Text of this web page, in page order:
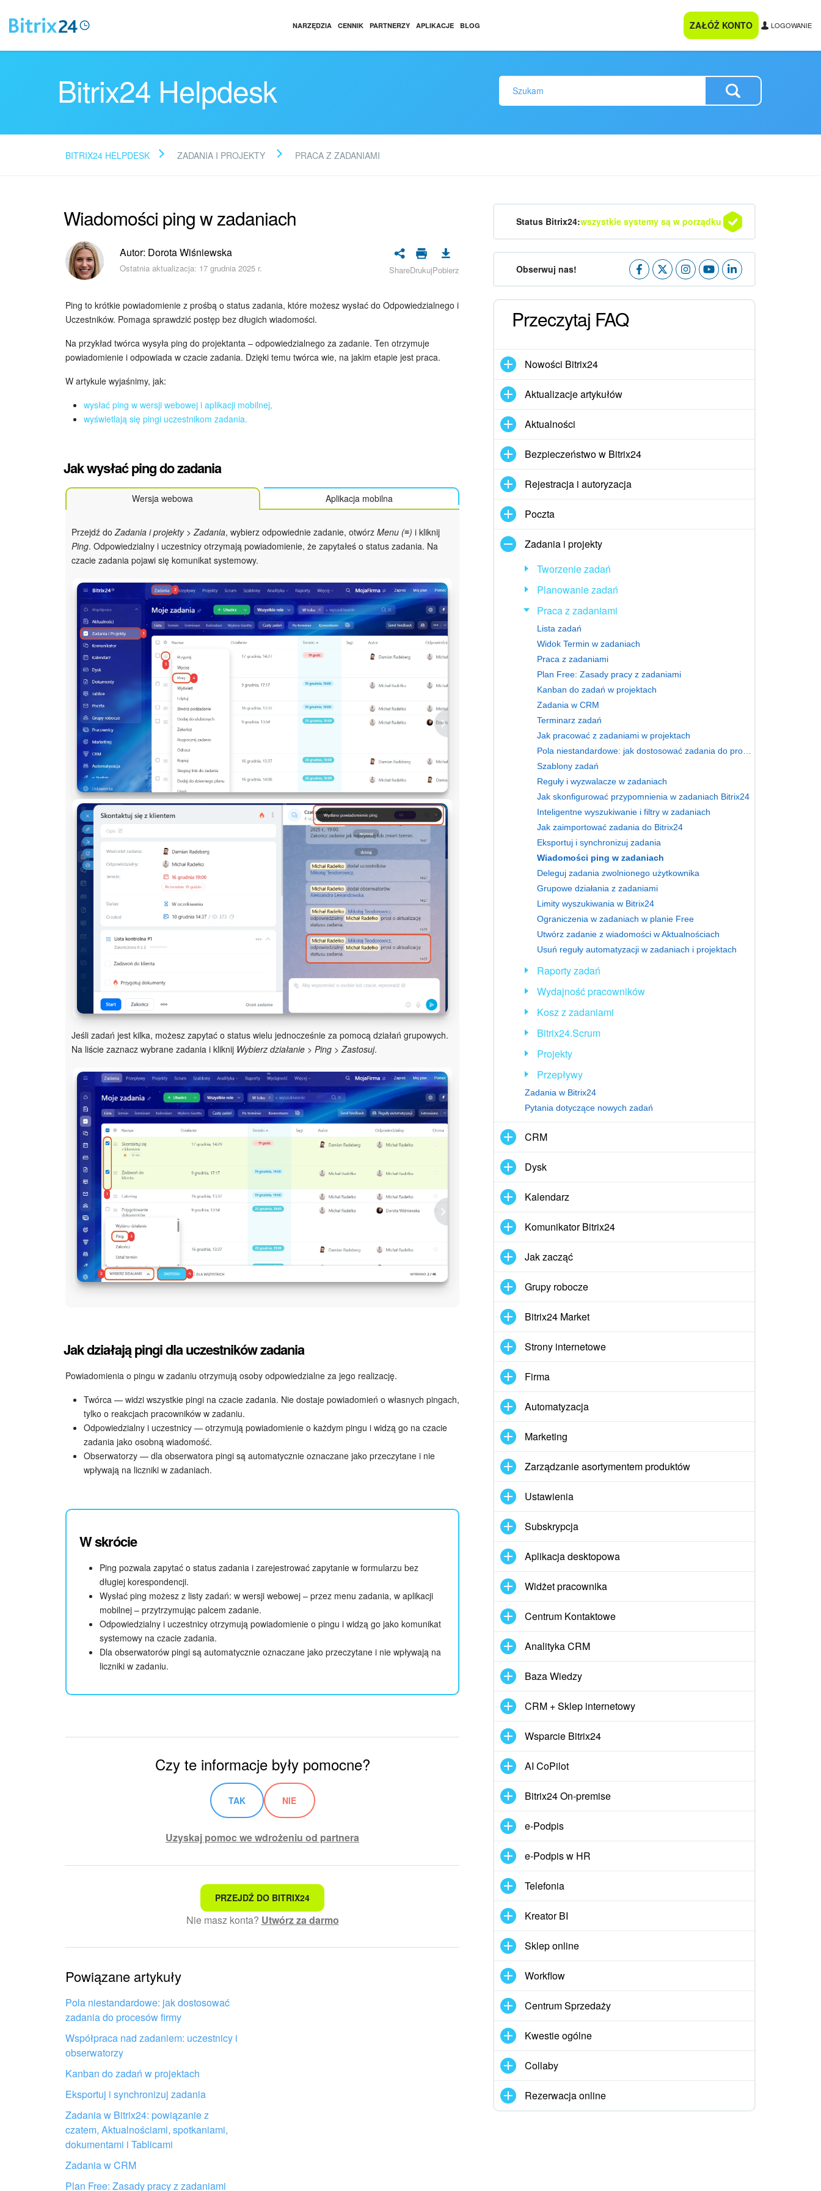
NARZĘDZIA CENNIK PARTNERZY APLIKACJE BLOG ZAŁÓŻ KONTO LOGOWANIE
Bitrix24 Helpdesk
BITRIX24 HELPDESK ZADANIA I PROJEKTY PRACA Z ZADANIAMI
Wiadomości ping w zadaniach
Autor: Dorota Wiśniewska
Ostatnia aktualizacja: 17 grudnia 2025 r. ShareDrukujPobierz
Ping to krótkie powiadomienie z prośbą o status zadania, które możesz wysłać do Odpowiedzialnego i
Uczestników. Pomaga sprawdzić postęp bez długich wiadomości.
Na przykład twórca wysyła ping do projektanta – odpowiedzialnego za zadanie. Ten otrzymuje
powiadomienie i odpowiada w czacie zadania. Dzięki temu twórca wie, na jakim etapie jest praca.
W artykule wyjaśnimy, jak:
wysłać ping w wersji webowej i aplikacji mobilnej,
wyświetlają się pingi uczestnikom zadania.
Jak wysłać ping do zadania
Wersja webowa Aplikacja mobilna
Przejdź do Zadania i projekty > Zadania, wybierz odpowiednie zadanie, otwórz Menu (≡) i kliknij
Ping. Odpowiedzialny i uczestnicy otrzymają powiadomienie, że zapytałeś o status zadania. Na
czacie zadania pojawi się komunikat systemowy.
Jeśli zadań jest kilka, możesz zapytać o status wielu jednocześnie za pomocą działań grupowych.
Na liście zaznacz wybrane zadania i kliknij Wybierz działanie > Ping > Zastosuj.
Jak działają pingi dla uczestników zadania
Powiadomienia o pingu w zadaniu otrzymują osoby odpowiedzialne za jego realizację.
Twórca — widzi wszystkie pingi na czacie zadania. Nie dostaje powiadomień o własnych pingach,
tylko o reakcjach pracowników w zadaniu.
Odpowiedzialny i uczestnicy — otrzymują powiadomienie o każdym pingu i widzą go na czacie
zadania jako osobną wiadomość.
Obserwatorzy — dla obserwatora pingi są automatycznie oznaczane jako przeczytane i nie
wpływają na liczniki w zadaniach.
W skrócie
Ping pozwala zapytać o status zadania i zarejestrować zapytanie w formularzu bez
długiej korespondencji.
Wysłać ping możesz z listy zadań: w wersji webowej – przez menu zadania, w aplikacji
mobilnej – przytrzymując palcem zadanie.
Odpowiedzialny i uczestnicy otrzymują powiadomienie o pingu i widzą go jako komunikat
systemowy na czacie zadania.
Dla obserwatorów pingi są automatycznie oznaczane jako przeczytane i nie wpływają na
liczniki w zadaniu.
Czy te informacje były pomocne?
TAK NIE
Uzyskaj pomoc we wdrożeniu od partnera
To nie jest to, czego szukam
Artykuł jest za krótki. Potrzebuję więcej informacji
Nie podoba mi się sposób działania tego narzędzia
Otrzymaj pomoc przy konfiguracji
Bitrix24 od lokalnych specjalistów
ZNAJDŹ PARTNERA BITRIX24 W POBLIŻU
PRZEJDŹ DO BITRIX24
Nie masz konta? Utwórz za darmo
Powiązane artykuły
Pola niestandardowe: jak dostosować
zadania do procesów firmy
Współpraca nad zadaniem: uczestnicy i
obserwatorzy
Kanban do zadań w projektach
Eksportuj i synchronizuj zadania
Zadania w Bitrix24: powiązanie z
czatem, Aktualnościami, spotkaniami,
dokumentami i Tablicami
Zadania w CRM
Plan Free: Zasady pracy z zadaniami
Status Bitrix24:wszystkie systemy są w porządku
Obserwuj nas!
Przeczytaj FAQ
Nowości Bitrix24
Aktualizacje artykułów
Aktualności
Bezpieczeństwo w Bitrix24
Rejestracja i autoryzacja
Poczta
Zadania i projekty
Tworzenie zadań
Planowanie zadań
Praca z zadaniami
Lista zadań
Widok Termin w zadaniach
Praca z zadaniami
Plan Free: Zasady pracy z zadaniami
Kanban do zadań w projektach
Zadania w CRM
Terminarz zadań
Jak pracować z zadaniami w projektach
Szablony zadań
Reguły i wyzwalacze w zadaniach
Jak skonfigurować przypomnienia w zadaniach Bitrix24
Inteligentne wyszukiwanie i filtry w zadaniach
Jak zaimportować zadania do Bitrix24
Eksportuj i synchronizuj zadania
Wiadomości ping w zadaniach
Deleguj zadania zwolnionego użytkownika
Grupowe działania z zadaniami
Limity wyszukiwania w Bitrix24
Ograniczenia w zadaniach w planie Free
Utwórz zadanie z wiadomości w Aktualnościach
Usuń reguły automatyzacji w zadaniach i projektach
Raporty zadań
Wydajność pracowników
Kosz z zadaniami
Bitrix24.Scrum
Projekty
Przepływy
Zadania w Bitrix24
Pytania dotyczące nowych zadań
CRM
Dysk
Kalendarz
Komunikator Bitrix24
Jak zacząć
Grupy robocze
Bitrix24 Market
Strony internetowe
Firma
Automatyzacja
Marketing
Zarządzanie asortymentem produktów
Ustawienia
Subskrypcja
Aplikacja desktopowa
Widżet pracownika
Centrum Kontaktowe
Analityka CRM
Baza Wiedzy
CRM + Sklep internetowy
Wsparcie Bitrix24
AI CoPilot
Bitrix24 On-premise
e-Podpis
e-Podpis w HR
Telefonia
Kreator BI
Sklep online
Workflow
Centrum Sprzedaży
Kwestie ogólne
Collaby
Rezerwacja online